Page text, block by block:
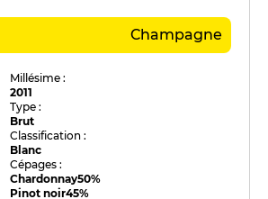
Champagne
Millésime :
2011
Type :
Brut
Classification :
Blanc
Cépages :
Chardonnay50%
Pinot noir45%